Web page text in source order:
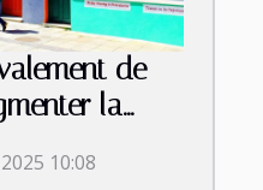
de
la
10:08